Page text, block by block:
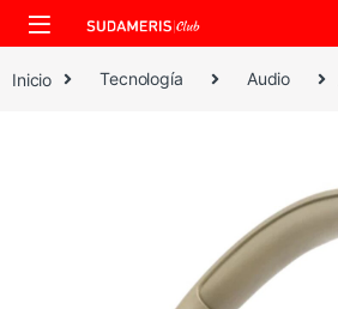
Skip to navigation
Skip to content
Inicio Tecnología Audio